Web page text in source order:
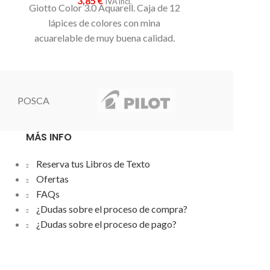
Giotto Color 3.0 Aquarell. Caja de 12
lápices de colores con mina
acuarelable de muy buena calidad.
POSCA
MÁS INFO
Reserva tus Libros de Texto
Ofertas
FAQs
¿Dudas sobre el proceso de compra?
¿Dudas sobre el proceso de pago?